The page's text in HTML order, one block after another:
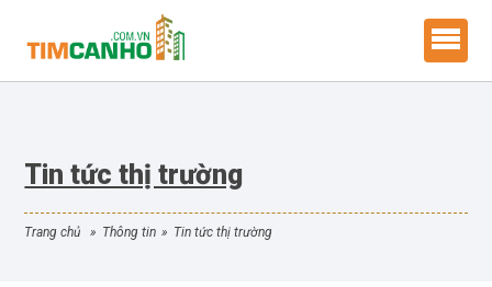
Tin tức thị trường
trang chủ » thông tin » tin tức thị trường